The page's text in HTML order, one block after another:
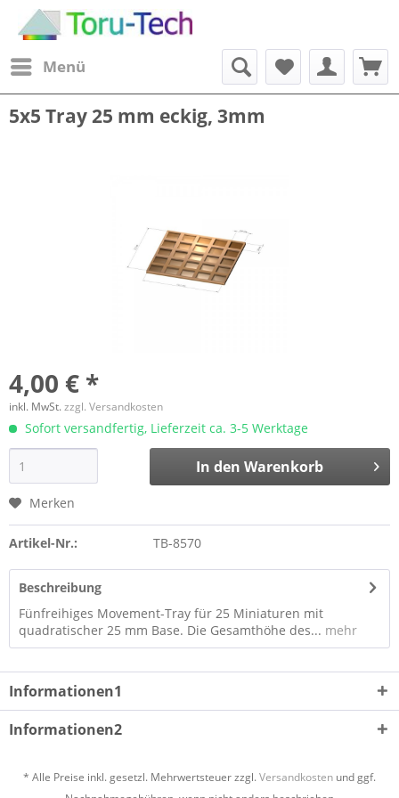
Menü
5x5 Tray 25 mm eckig, 3mm
4,00 € *
inkl. MwSt.zzgl. Versandkosten
Sofort versandfertig, Lieferzeit ca. 3-5 Werktage
In den Warenkorb
Merken
Artikel-Nr.: TB-8570
Beschreibung
Fünfreihiges Movement-Tray für 25 Miniaturen mit
quadratischer 25 mm Base. Die Gesamthöhe des... mehr
Informationen1
Informationen2
* Alle Preise inkl. gesetzl. Mehrwertsteuer zzgl.Versandkosten und ggf.